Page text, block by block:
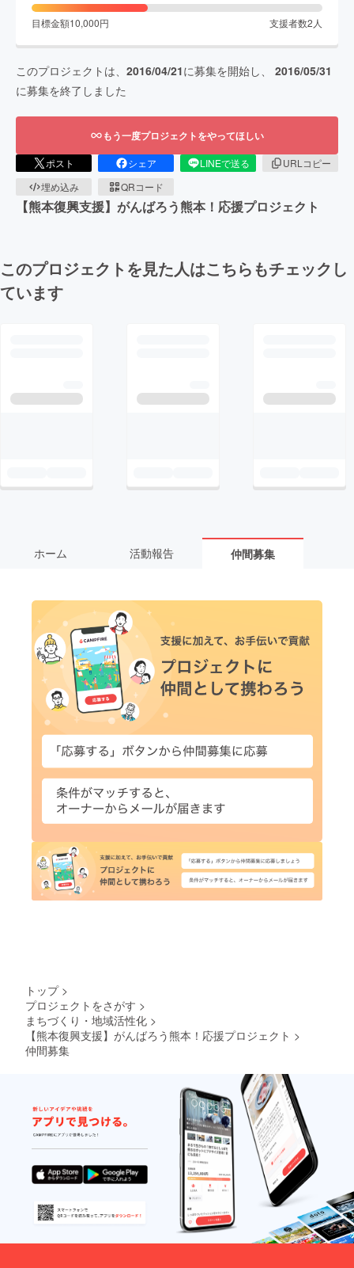
目標金額10,000円 支援者数2 人
このプロジェクトは、 2016/04/21に募集を開始し、 2016/05/31
に募集を終了しました
もう一度プロジェクトをやってほしい
ポスト シェア LINEで送る
URLコピー
埋め込み
QRコード
【熊本復興支援】がんばろう熊本！応援プロジェクト
このプロジェクトを見た人はこちらもチェックし
ています
ホーム 活動報告 仲間募集
トップ >
プロジェクトをさがす >
まちづくり・地域活性化 >
【熊本復興支援】がんばろう熊本！応援プロジェクト >
仲間募集